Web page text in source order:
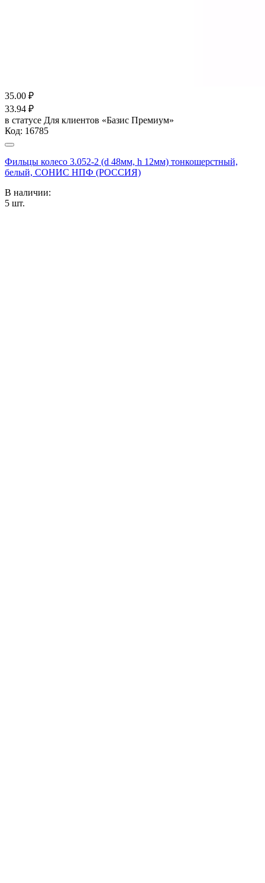
35.00 ₽
33.94 ₽
в статусе Для клиентов «Базис Премиум»
Код: 16785
Фильцы колесо 3.052-2 (d 48мм, h 12мм) тонкошерстный,
белый, СОНИС НПФ (РОССИЯ)
В наличии:
5 шт.